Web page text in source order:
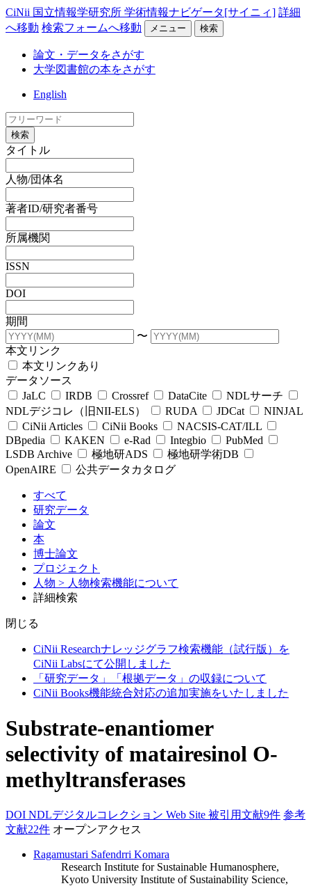
CiNii 国立情報学研究所 学術情報ナビゲータ[サイニィ] 詳細
へ移動 検索フォームへ移動 メニュー 検索
論文・データをさがす
大学図書館の本をさがす
English
検索
タイトル
人物/団体名
著者ID/研究者番号
所属機関
ISSN
DOI
期間
〜
本文リンク
本文リンクあり
データソース
JaLC
IRDB Crossref DataCite
NDLサーチ
NDLデジコレ（旧NII-ELS）
RUDA JDCat
NINJAL
CiNii Articles
CiNii Books
NACSIS-CAT/ILL
DBpedia
KAKEN e-Rad Integbio
PubMed
LSDB Archive
極地研ADS
極地研学術DB
OpenAIRE
公共データカタログ
すべて
研究データ
論文
本
博士論文
プロジェクト
人物 > 人物検索機能について
詳細検索
閉じる
CiNii Researchナレッジグラフ検索機能（試行版）を
CiNii Labsにて公開しました
「研究データ」「根拠データ」の収録について
CiNii Books機能統合対応の追加実施をいたしました
Substrate-enantiomer
selectivity of matairesinol O-
methyltransferases
DOI NDLデジタルコレクション Web Site 被引用文献9件 参考
文献22件 オープンアクセス
Ragamustari Safendrri Komara
Research Institute for Sustainable Humanosphere,
Kyoto University Institute of Sustainability Science,